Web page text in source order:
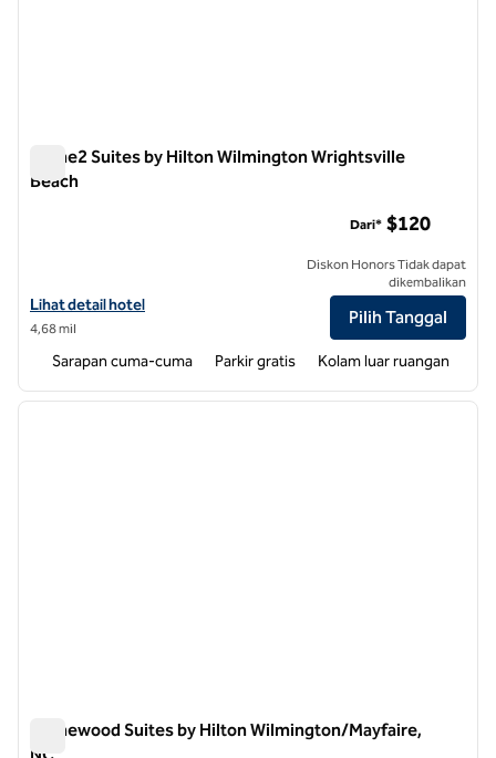
Home2 Suites by Hilton Wilmington Wrightsville
Beach
Lihat detail hotel untuk Home2 Suites by Hilton Wilmington
Lihat detail hotel
4,68 mil
Dari* $120
Diskon Honors Tidak dapat
dikembalikan
Pilih Tanggal
Sarapan cuma-cuma Parkir gratis Kolam luar ruangan
1 dari 12
Homewood Suites by Hilton Wilmington/Mayfaire,